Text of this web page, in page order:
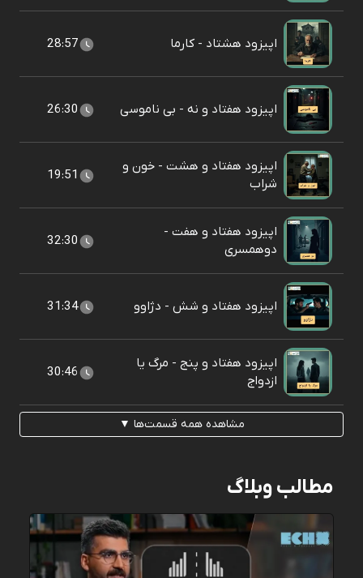
اپیزود هشتاد - کارما 28:57
اپیزود هفتاد و نه - بی ناموسی 26:30
اپیزود هفتاد و هشت - خون و
شراب
19:51
اپیزود هفتاد و هفت -
دوهمسری
32:30
اپیزود هفتاد و شش - دژاوو 31:34
اپیزود هفتاد و پنج - مرگ یا
ازدواج
30:46
مشاهده همه قسمت‌ها ▼
مطالب وبلاگ